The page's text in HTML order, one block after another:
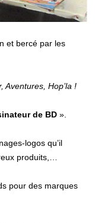
et bercé par les
Aventures, Hop’la !
de BD».
logos qu’il
produits,…
pour des marques